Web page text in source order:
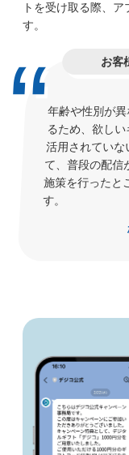
トを受け取る際、
す。
お客
年齢や性別が
るため、欲し
活用されていな
て、普段の配信
施策を行ったと
す。